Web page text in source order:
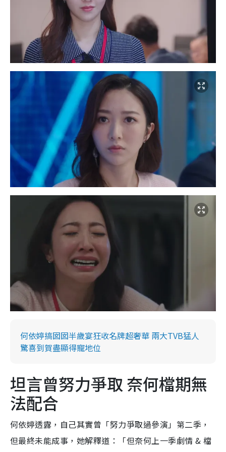
何依婷搞囡囡半歲宴狂收名牌超奢華 兩大TVB猛人
驚喜到賀盡顯得寵地位
坦言曾努力爭取 奈何檔期無
法配合
何依婷透露，自己其實曾「努力爭取過參演」第二季，
但最終未能成事，她解釋道：「但奈何上一季劇情 & 檔